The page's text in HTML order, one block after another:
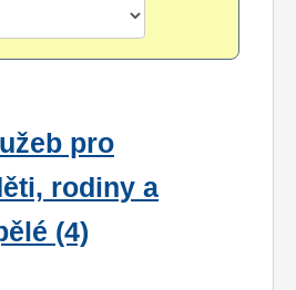
pro
rodiny a
(4)